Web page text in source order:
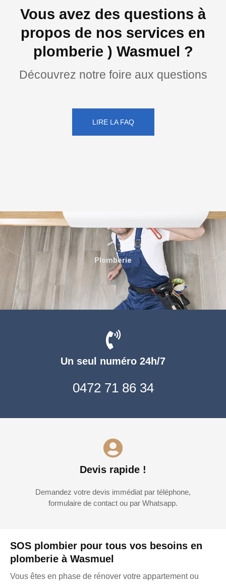
Vous avez des questions à
propos de nos services en
plomberie ) Wasmuel ?
Découvrez notre foire aux questions
LIRE LA FAQ
SOS plombier pour tous vos besoins en
plomberie à Wasmuel
Vous êtes en phase de rénover votre appartement ou
Un seul numéro 24h/7
0472 71 86 34
Devis rapide !
Demandez votre devis immédiat par téléphone,
formulaire de contact ou par Whatsapp.
Plomberie